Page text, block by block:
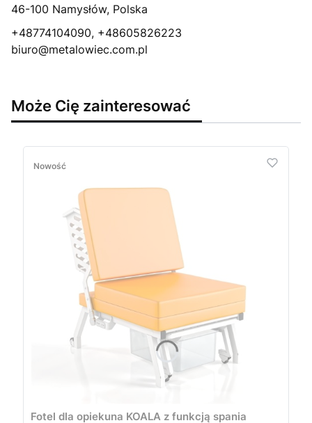
46-100 Namysłów, Polska
+48774104090, +48605826223
biuro@metalowiec.com.pl
Może Cię zainteresować
Nowość
Fotel dla opiekuna KOALA z funkcją spania